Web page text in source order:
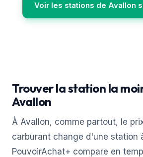
Voir les stations de Avallon
Trouver la station la
Avallon
À Avallon, comme partout, le
carburant change d'une station
PouvoirAchat+ compare en